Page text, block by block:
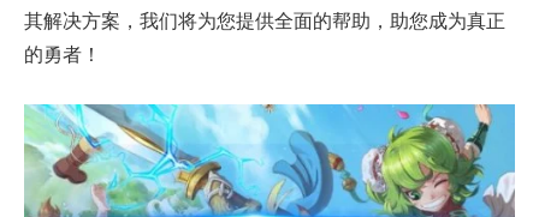
其解决方案，我们将为您提供全面的帮助，助您成为真正
的勇者！